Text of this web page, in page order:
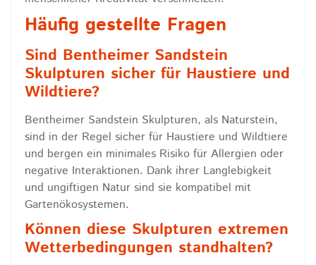
Häufig gestellte Fragen
Sind Bentheimer Sandstein
Skulpturen sicher für Haustiere und
Wildtiere?
Bentheimer Sandstein Skulpturen, als Naturstein,
sind in der Regel sicher für Haustiere und Wildtiere
und bergen ein minimales Risiko für Allergien oder
negative Interaktionen. Dank ihrer Langlebigkeit
und ungiftigen Natur sind sie kompatibel mit
Gartenökosystemen.
Können diese Skulpturen extremen
Wetterbedingungen standhalten?